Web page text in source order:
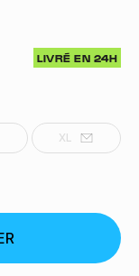
LIVRÉ EN 24H
XL